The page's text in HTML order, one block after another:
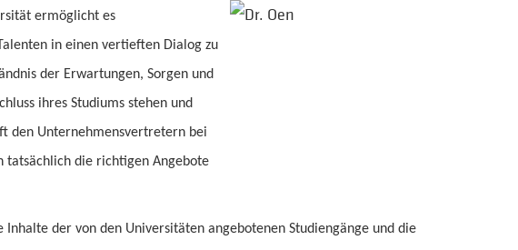
ermöglicht es
in einen vertieften Dialog zu
der Erwartungen, Sorgen und
ihres Studiums stehen und
den Unternehmensvertretern bei
tatsächlich die richtigen Angebote
der von den Universitäten angebotenen Studiengänge und die